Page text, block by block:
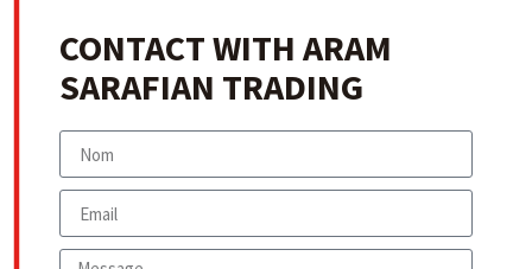
CONTACT WITH ARAM
SARAFIAN TRADING